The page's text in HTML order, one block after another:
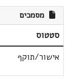
מסמכים
סטטוס
אישור/תוקף